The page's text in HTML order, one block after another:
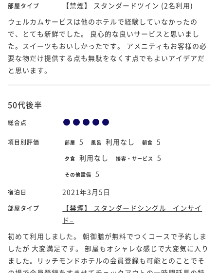
部屋タイプ
【禁煙】 スタンダードツイン (2名利用)
ウェルカムサービスは他のホテルで経験していなかったの
で、とても新鮮でした。 良心的な良いサービスと思いまし
た。スイーツもおいしかったです。 アメニティもお客様の必
要な物だけ提供する点も無駄をなくす点でもよいアイデアだ
と思います。
50代後半
総合点
項目別評価 部屋 5 風呂 利用なし 朝食 5
夕食 利用なし 接客・サービス 5
その他設備 5
宿泊日 2021年3月5日
部屋タイプ
【禁煙】 スタンダードシングル −インサイ
ド−
初めて利用しました。 朝御膳が無料でつくコースで予約しま
したが 大変満足です。 部屋もオシャレな感じで大変気に入り
ました。リッチモンドホテルの会員登録も可能とのことでそ